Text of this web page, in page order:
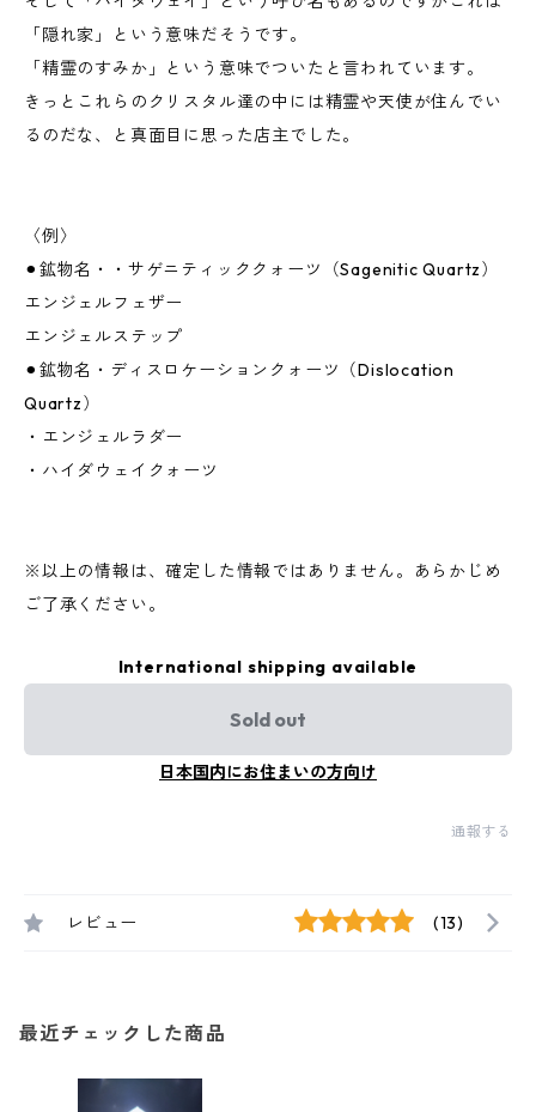
「隠れ家」という意味だそうです。
「精霊のすみか」という意味でついたと言われています。
きっとこれらのクリスタル達の中には精霊や天使が住んでい
るのだな、と真面目に思った店主でした。
〈例〉
⚫︎鉱物名・・サゲニティッククォーツ（Sagenitic Quartz）
エンジェルフェザー
エンジェルステップ
⚫︎鉱物名・ディスロケーションクォーツ（Dislocation
Quartz）
・エンジェルラダー
・ハイダウェイクォーツ
※以上の情報は、確定した情報ではありません。あらかじめ
ご了承ください。
International shipping available
Sold out
日本国内にお住まいの方向け
通報する
レビュー (13)
最近チェックした商品